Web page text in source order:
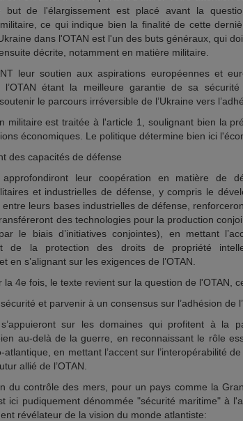
but de l'élargissement est placé avant la
ce qui indique bien la finalité de cette
dans l'OTAN est l'un des buts généraux, qui
décrite, notamment en matière militaire.
leur soutien aux aspirations européennes et
l’OTAN étant la meilleure garantie de sa
le parcours irréversible de l’Ukraine vers
militaire est traitée à l'article 1, soulignant bien la
économiques. Le politique détermine bien ici
des capacités de défense
leur coopération en matière de
et industrielles de défense, y compris le
entre leurs bases industrielles de défense,
des technologies pour la production
le biais d’initiatives conjointes), en mettant
de la protection des droits de propriété
en s’alignant sur les exigences de l’OTAN.
la 4e fois, le texte revient sur la question de l'OTAN,
et parvenir à un consensus sur l’adhésion de
sur les domaines qui profitent à la
au-delà de la guerre, en reconnaissant le rôle
atlantique, en mettant l’accent sur l’interopérabilité
allié de l’OTAN.
du contrôle des mers, pour un pays comme la
ici pudiquement dénommée "sécurité maritime" à
révélateur de la vision du monde atlantiste: